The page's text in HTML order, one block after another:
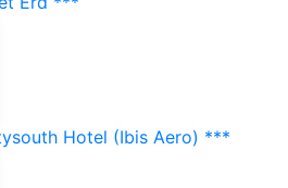
Hotel (Ibis Aero) ***